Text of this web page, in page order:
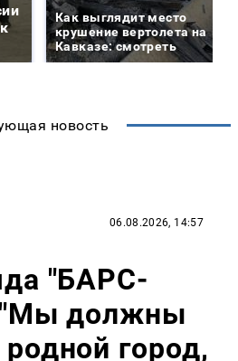
Как выглядит место
крушение вертолета на
Кавказе: смотреть
новость
06.08.2026, 14:57
"БАРС-
должны
город,